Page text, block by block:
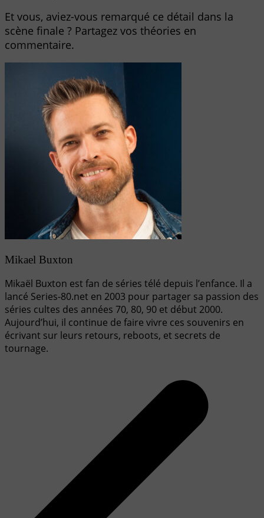
Et vous, aviez-vous remarqué ce détail dans la
scène finale ? Partagez vos théories en
commentaire.
Mikael Buxton
Mikaël Buxton est fan de séries télé depuis l’enfance. Il a
lancé Series-80.net en 2003 pour partager sa passion des
séries cultes des années 70, 80, 90 et début 2000.
Aujourd’hui, il continue de faire vivre ces souvenirs en
écrivant sur leurs retours, reboots, et secrets de
tournage.